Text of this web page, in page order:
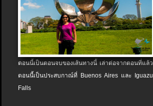
ตอนนี้เป็นตอนจบของเส้นทางนี้ เล่าต่อจากตอนที่แล้ว
ตอนนี้เป็นประสบกาณ์ที่ Buenos Aires และ Iguazu
Falls